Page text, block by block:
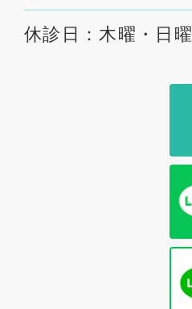
休診日：木曜・日曜